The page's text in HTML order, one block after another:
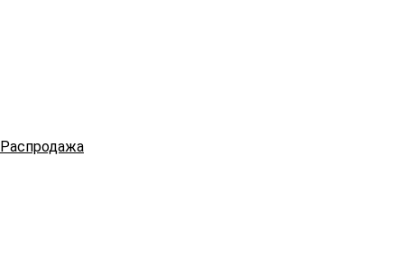
Распродажа